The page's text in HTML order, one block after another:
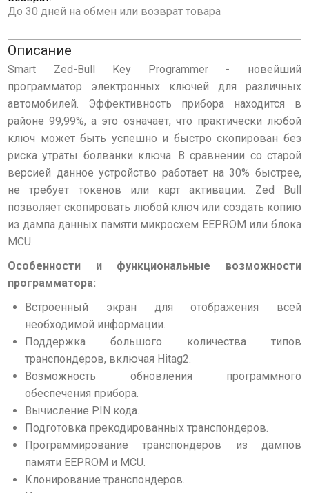
До 30 дней на обмен или возврат товара
Описание
Smart Zed-Bull Key Programmer - новейший
программатор электронных ключей для различных
автомобилей. Эффективность прибора находится в
районе 99,99%, а это означает, что практически любой
ключ может быть успешно и быстро скопирован без
риска утраты болванки ключа. В сравнении со старой
версией данное устройство работает на 30% быстрее,
не требует токенов или карт активации. Zed Bull
позволяет скопировать любой ключ или создать копию
из дампа данных памяти микросхем EEPROM или блока
MCU.
Особенности и функциональные возможности
программатора:
Встроенный экран для отображения всей
необходимой информации.
Поддержка большого количества типов
транспондеров, включая Hitag2.
Возможность обновления программного
обеспечения прибора.
Вычисление PIN кода.
Подготовка прекодированных транспондеров.
Программирование транспондеров из дампов
памяти EEPROM и MCU.
Клонирование транспондеров.